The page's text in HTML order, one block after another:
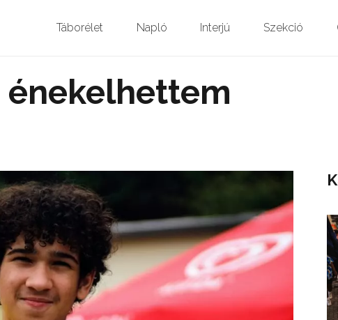
Táborélet Napló Interjú Szekció
énekelhettem